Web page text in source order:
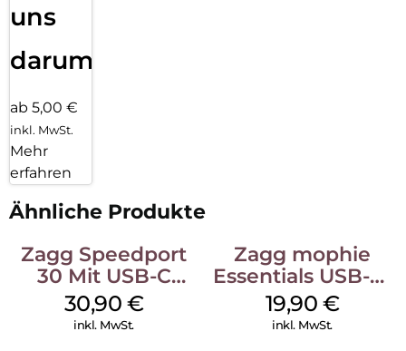
uns
darum!
ab 5,00 €
inkl. MwSt.
Mehr
erfahren
Ähnliche Produkte
Zagg Speedport
30 Mit USB-C
Kabel Weiß
30,90 €
inkl. MwSt.
Zagg mophie
Essentials USB-C-
20W Charger PD
Weiß
19,90 €
inkl. MwSt.